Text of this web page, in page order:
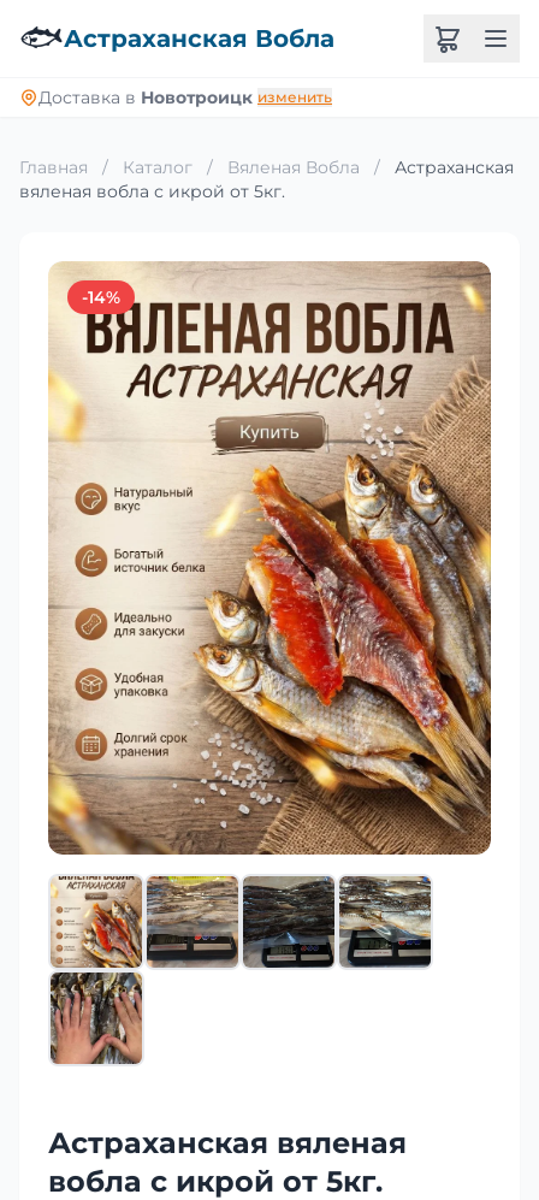
🐟Астраханская Вобла
Доставка в Новотроицк изменить
Главная / Каталог / Вяленая Вобла /
Астраханская
вяленая вобла с икрой от 5кг.
-14%
Астраханская вяленая
вобла с икрой от 5кг.